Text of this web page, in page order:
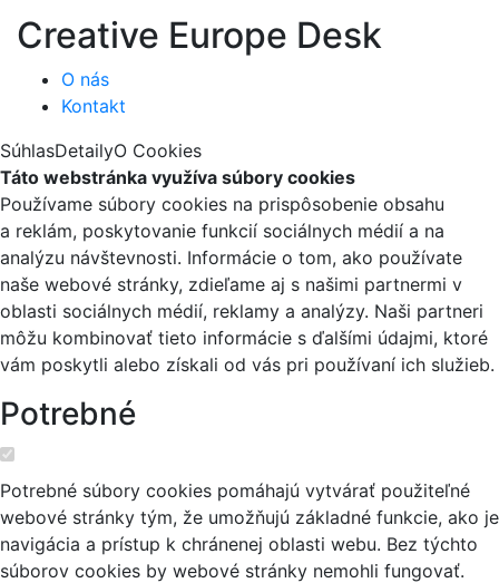
Creative Europe Desk
O nás
Kontakt
SúhlasDetailyO Cookies
Táto webstránka využíva súbory cookies
Používame súbory cookies na prispôsobenie obsahu
a reklám, poskytovanie funkcií sociálnych médií a na
analýzu návštevnosti. Informácie o tom, ako používate
naše webové stránky, zdieľame aj s našimi partnermi v
oblasti sociálnych médií, reklamy a analýzy. Naši partneri
môžu kombinovať tieto informácie s ďalšími údajmi, ktoré
vám poskytli alebo získali od vás pri používaní ich služieb.
Potrebné
Potrebné súbory cookies pomáhajú vytvárať použiteľné
webové stránky tým, že umožňujú základné funkcie, ako je
navigácia a prístup k chránenej oblasti webu. Bez týchto
súborov cookies by webové stránky nemohli fungovať.